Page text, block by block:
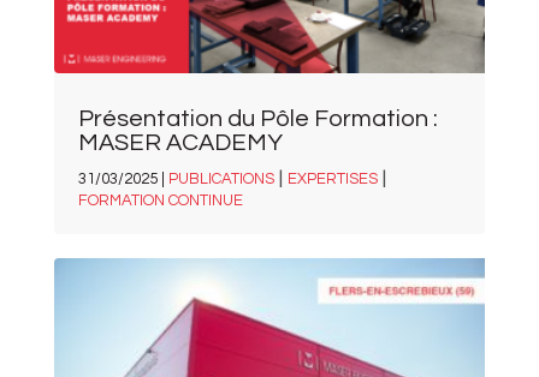
Présentation du Pôle Formation :
MASER ACADEMY
31/03/2025 | PUBLICATIONS| EXPERTISES|
FORMATION CONTINUE